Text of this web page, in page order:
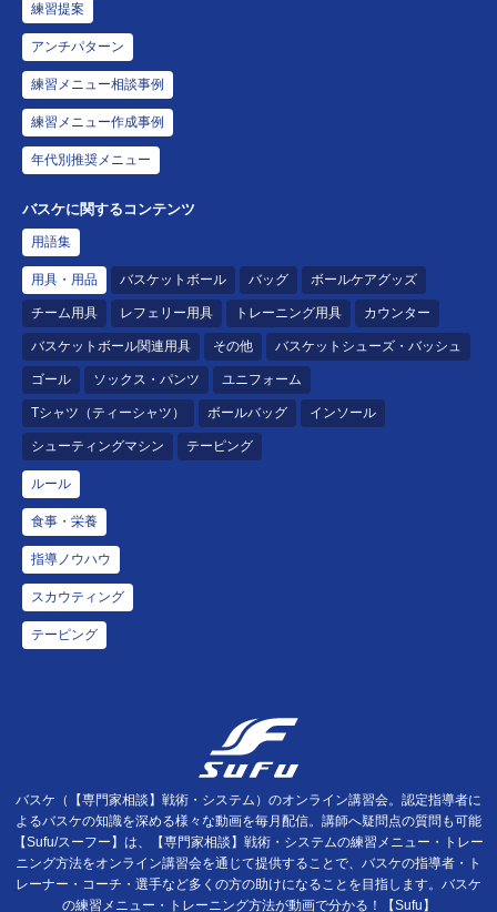
練習提案
アンチパターン
練習メニュー相談事例
練習メニュー作成事例
年代別推奨メニュー
バスケに関するコンテンツ
用語集
用具・用品 バスケットボール バッグ ボールケアグッズ
チーム用具 レフェリー用具 トレーニング用具 カウンター
バスケットボール関連用具 その他 バスケットシューズ・バッシュ
ゴール ソックス・パンツ ユニフォーム
Tシャツ（ティーシャツ） ボールバッグ インソール
シューティングマシン テーピング
ルール
食事・栄養
指導ノウハウ
スカウティング
テーピング
バスケ（【専門家相談】戦術・システム）のオンライン講習会。認定指導者に
よるバスケの知識を深める様々な動画を毎月配信。講師へ疑問点の質問も可能
【Sufu/スーフー】は、【専門家相談】戦術・システムの練習メニュー・トレー
ニング方法をオンライン講習会を通じて提供することで、バスケの指導者・ト
レーナー・コーチ・選手など多くの方の助けになることを目指します。バスケ
の練習メニュー・トレーニング方法が動画で分かる！【Sufu】